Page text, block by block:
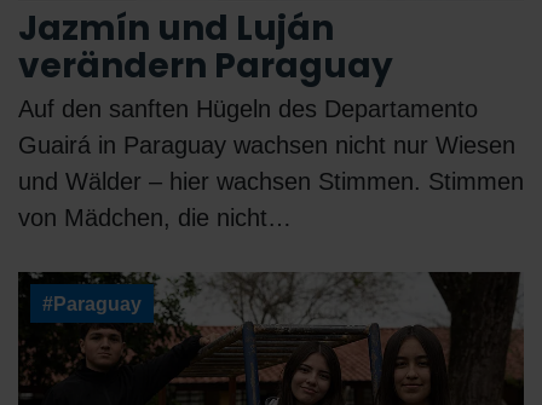
Jazmín und Luján
verändern Paraguay
Auf den sanften Hügeln des Departamento
Guairá in Paraguay wachsen nicht nur Wiesen
und Wälder – hier wachsen Stimmen. Stimmen
von Mädchen, die nicht…
#Paraguay